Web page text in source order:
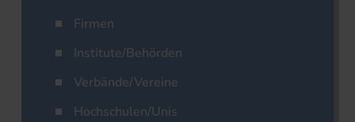
Firmen
Institute/Behörden
Verbände/Vereine
Hochschulen/Unis